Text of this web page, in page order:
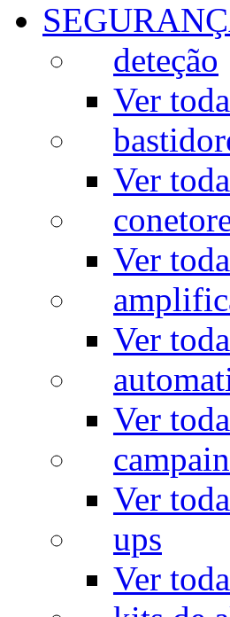
deteção
Ver
Ver
Ver
Ver
Ver
Ver
ups
Ver